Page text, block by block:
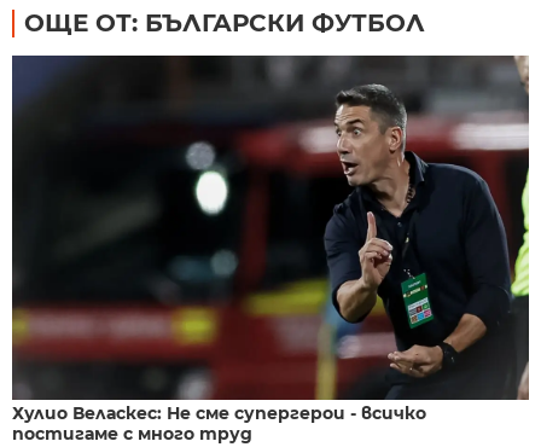
ОЩЕ ОТ: БЪЛГАРСКИ ФУТБОЛ
Хулио Веласкес: Не сме супергерои - всичко
постигаме с много труд